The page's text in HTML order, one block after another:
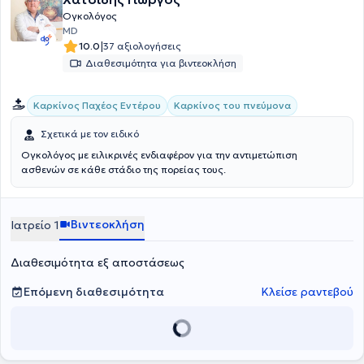
της Αμερικανικής Εταιρείας Κλινικής Ογκολογίας.
Ογκολόγος
MD
10.0|37 αξιολογήσεις
Διαθεσιμότητα για βιντεοκλήση
Καρκίνος Παχέος Εντέρου Καρκίνος του πνεύμονα
Σχετικά με τον ειδικό
Ογκολόγος με ειλικρινές ενδιαφέρον για την αντιμετώπιση
ασθενών σε κάθε στάδιο της πορείας τους.
Ιατρείο 1 Βιντεοκλήση
Διαθεσιμότητα εξ αποστάσεως
Επόμενη διαθεσιμότητα
Κλείσε ραντεβού